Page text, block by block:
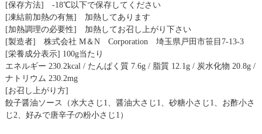
[保存方法] -18℃以下で保存してください
[凍結前加熱の有無] 加熱してあります
[加熱調理の必要性] 加熱してお召し上がり下さい
[製造者] 株式会社 M＆N Corporation 埼玉県戸田市笹目7-13-3
[栄養成分表示] 100g当たり
エネルギー 230.2kcal / たんぱく質 7.6g / 脂質 12.1g / 炭水化物 20.8g /
ナトリウム 230.2mg
[お召し上がり方]
餃子醤油ソース（水大さじ1、醤油大さじ1、砂糖小さじ1、お酢小さ
じ2、好みで唐辛子の粉小さじ1）